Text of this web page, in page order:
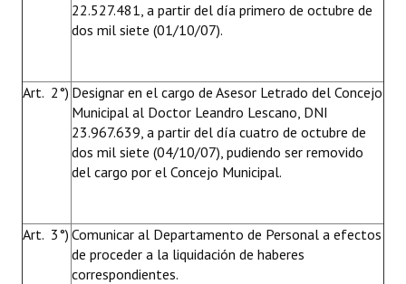
22.527.481, a partir del día primero de octubre de
dos mil siete (01/10/07).
Art. 2°) Designar en el cargo de Asesor Letrado del Concejo
Municipal al Doctor Leandro Lescano, DNI
23.967.639, a partir del día cuatro de octubre de
dos mil siete (04/10/07), pudiendo ser removido
del cargo por el Concejo Municipal.
Art. 3°) Comunicar al Departamento de Personal a efectos
de proceder a la liquidación de haberes
correspondientes.